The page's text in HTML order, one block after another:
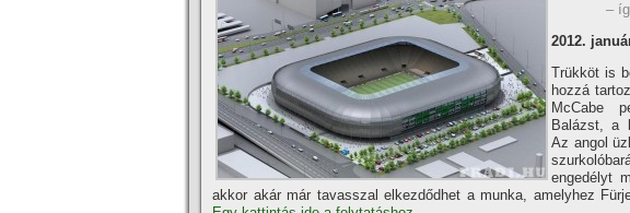
–
2012.
Trükköt is
hozzá
McCabe
Balázst, a
Az angol
engedélyt
akkor akár már tavasszal elkezdődhet a munka, amelyhez